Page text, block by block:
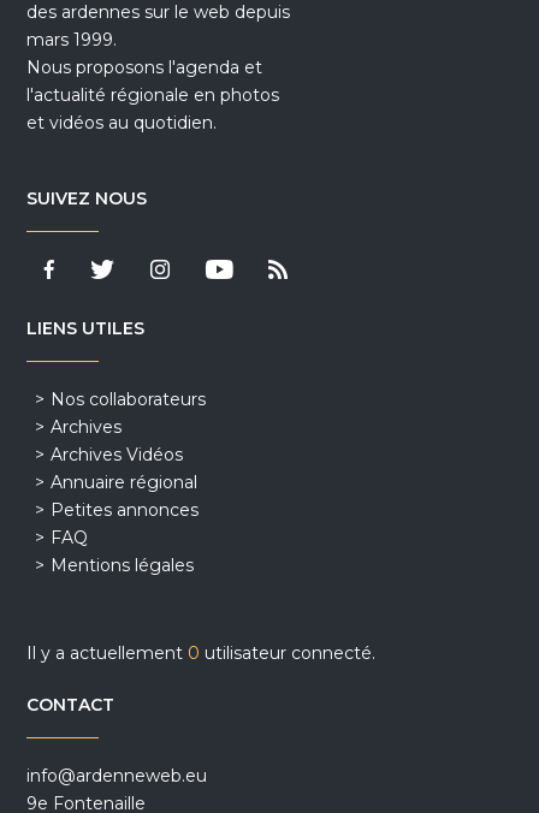
des ardennes sur le web depuis
mars 1999.
Nous proposons l'agenda et
l'actualité régionale en photos
et vidéos au quotidien.
SUIVEZ NOUS
LIENS UTILES
Nos collaborateurs
Archives
Archives Vidéos
Annuaire régional
Petites annonces
FAQ
Mentions légales
Il y a actuellement 0 utilisateur connecté.
CONTACT
info@ardenneweb.eu
9e Fontenaille